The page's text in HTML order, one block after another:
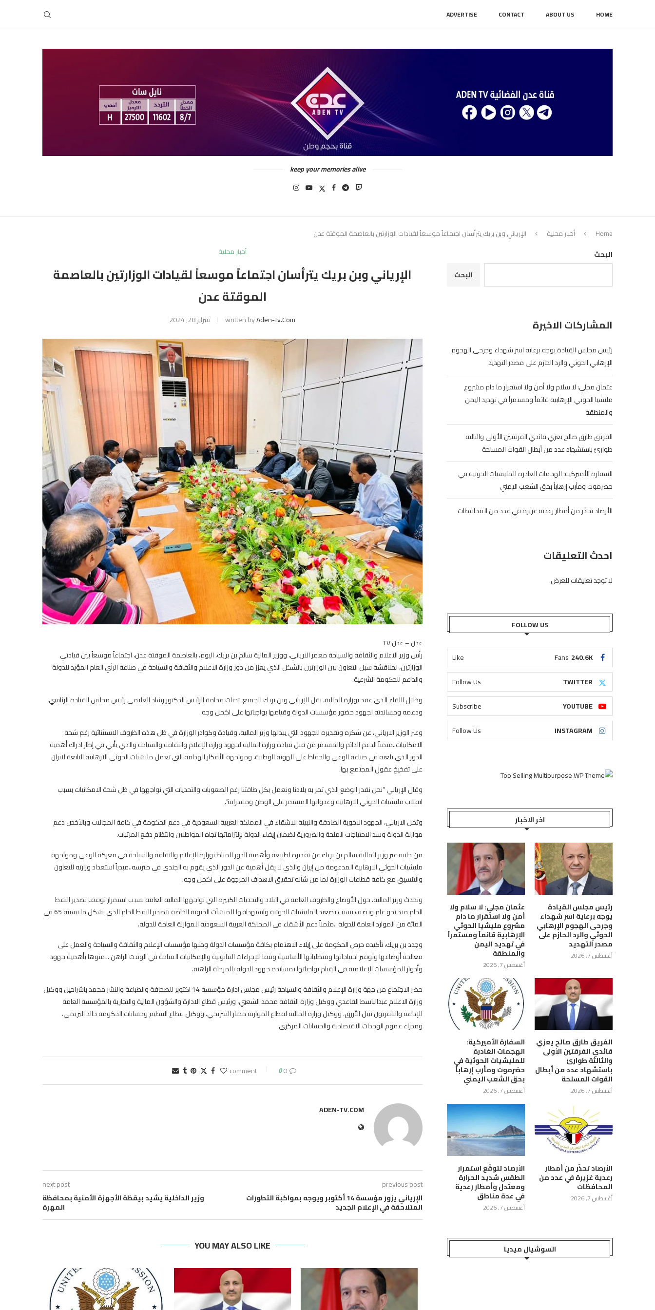
HOME
ABOUT US
CONTACT
ADVERTISE
keep your memories alive
Home أخبار محلية
الإرياني وبن بريك يترأسان اجتماعاً موسعاً لقيادات الوزارتين بالعاصمة الموقتة عدن
أخبار محلية
الإرياني وبن بريك يترأسان اجتماعاً موسعاً لقيادات الوزارتين بالعاصمة
الموقتة عدن
written byAden-Tv.com فبراير 28, 2024
عدن – عدن TV
رأس وزير الاعلام والثقافة والسياحة معمر الارياني، ووزير المالية سالم بن بريك، اليوم، بالعاصمة الموقتة عدن، اجتماعاً موسعاً بين قيادتي
الوزارتين، لمناقشة سبل التعاون بين الوزارتين بالشكل الذي يعزز من دور وزارة الاعلام والثقافة والسياحة في صناعة الرأي العام المؤيد للدولة
والداعم للحكومة الشرعية.
وخلال اللقاء الذي عقد بوزارة المالية، نقل الإرياني وبن بريك للجميع، تحيات فخامة الرئيس الدكتور رشاد العليمي رئيس مجلس القيادة الرئاسي،
ودعمه ومساندته لجهود حضور مؤسسات الدولة وقيامها بواجباتها على اكمل وجه.
وعبر الوزير الارياني، عن شكره وتقديره للجهود التي يبذلها وزير المالية، وقيادة وكوادر الوزارة في ظل هذه الظروف الاستثنائية رغم شحة
الامكانيات..مثمناً الدعم الدائم والمستمر من قبل قيادة وزارة المالية لجهود وزارة الإعلام والثقافة والسياحة والذي يأتي في إطار ادراك أهمية
الدور الذي تلعبه في صناعة الوعي والحفاظ على الهوية الوطنية، ومواجهة الأفكار الهدامة التي تعمل مليشيات الحوثي الارهابية التابعة لايران
على تفخيخ عقول المجتمع بها.
وقال الإرياني “نحن نقدر الوضع الذي تمر به بلادنا ونعمل بكل طاقتنا رغم الصعوبات والتحديات التي نواجهها في ظل شحة الامكانيات بسبب
انقلاب مليشيات الحوثي الارهابية وعدوانها المستمر على الوطن ومقدراته”.
وثمن الارياني، الجهود الاخوية الصادقة والنبيلة للاشقاء في المملكة العربية السعودية في دعم الحكومة في كافة المجالات وبالأخص دعم
موازنة الدولة وسد الاحتياجات الملحة والضرورية لضمان إيفاء الدولة بإلتزاماتها تجاه المواطنين وانتظام دفع المرتبات.
من جانبه عبر وزير المالية سالم بن بريك عن تقديره لطبيعة وأهمية الدور المناط بوزارة الإعلام والثقافة والسياحة في معركة الوعي ومواجهة
مليشيات الحوثي الارهابية المدعومة من إيران والذي لا يقل أهمية عن الدور الذي يقوم به الجندي في مترسه..مبدياً استعداد وزارته للتعاون
والتنسيق مع كافة قطاعات الوزارة لما من شأنه تحقيق الاهداف المرجوة على اكمل وجه.
وتحدث وزير المالية، حول الأوضاع والظروف العامة في البلاد والتحديات الكبيرة التي تواجهها المالية العامة بسبب استمرار توقف تصدير النفط
الخام منذ نحو عام ونصف بسبب تصعيد المليشيات الحوثية واستهدافها للمنشآت الحيوية الخاصة بتصدير النفط الخام الذي يشكل ما نسبته 65 في
المائة من الموارد العامة للدولة ..مثمناً دعم الأشقاء في المملكة العربية السعودية للموازنة العامة للدولة.
وجدد بن بريك، تأكيده حرص الحكومة على إيلاء الاهتمام بكافة مؤسسات الدولة ومنها مؤسسات الإعلام والثقافة والسياحة والعمل على
معالجة أوضاعها وتوفير احتياجاتها ومتطلباتها الأساسية وفقا للإجراءات القانونية والإمكانيات المتاحة في الوقت الراهن .. منوها بأهمية جهود
وأدوار المؤسسات الإعلامية في القيام بواجباتها بمساندة جهود الدولة بالمرحلة الراهنة.
حضر الاجتماع من جهة وزارة الإعلام والثقافة والسياحة رئيس مجلس ادارة مؤسسة 14 اكتوبر للصحافة والطباعة والنشر محمد باشراحيل ووكيل
وزارة الاعلام عبدالباسط القاعدي ووكيل وزارة الثقافة محمد الشعبي، ورئيس قطاع الادارة والشؤون المالية والتجارية بالمؤسسة العامة
للإذاعة والتلفزيون نبيل الأزرق، ووكيل وزارة المالية لقطاع الموازنة مختار الشريحي، ووكيل قطاع التنظيم وحسابات الحكومة خالد اليريمي،
ومدراء عموم الوحدات الاقتصادية والحسابات المركزي
0 comment
0
ADEN-TV.COM
previous post
الإرياني يزور مؤسسة 14 أكتوبر ويوجه بمواكبة التطورات
المتلاحقة في الإعلام الجديد
next post
وزير الداخلية يشيد بيقظة الأجهزة الأمنية بمحافظة
المهرة
YOU MAY ALSO LIKE
البحث
البحث
المشاركات الاخيرة
رئيس مجلس القيادة يوجه برعاية اسر شهداء وجرحى الهجوم
الإرهابي الحوثي والرد الحازم على مصدر التهديد
عثمان مجلي: لا سلام ولا أمن ولا استقرار ما دام مشروع
مليشيا الحوثي الإرهابية قائماً ومستمراً في تهديد اليمن
والمنطقة
الفريق طارق صالح يعزي قائدي الفرقتين الأولى والثالثة
طوارئ باستشهاد عدد من أبطال القوات المسلحة
السفارة الأميركية: الهجمات الغادرة للمليشيات الحوثية في
حضرموت ومأرب إرهاباً بحق الشعب اليمني
الأرصاد تحذّر من أمطار رعدية غزيرة في عدد من المحافظات
احدث التعليقات
لا توجد تعليقات للعرض.
FOLLOW US
240.6K
Fans
Like
TWITTER
Follow Us
YOUTUBE
Subscribe
INSTAGRAM
Follow Us
اخر الاخبار
رئيس مجلس القيادة
يوجه برعاية اسر شهداء
وجرحى الهجوم الإرهابي
الحوثي والرد الحازم على
مصدر التهديد
أغسطس 7, 2026
عثمان مجلي: لا سلام ولا
أمن ولا استقرار ما دام
مشروع مليشيا الحوثي
الإرهابية قائماً ومستمراً
في تهديد اليمن
والمنطقة
أغسطس 7, 2026
الفريق طارق صالح يعزي
قائدي الفرقتين الأولى
والثالثة طوارئ
باستشهاد عدد من أبطال
القوات المسلحة
أغسطس 7, 2026
السفارة الأميركية:
الهجمات الغادرة
للمليشيات الحوثية في
حضرموت ومأرب إرهاباً
بحق الشعب اليمني
أغسطس 7, 2026
الأرصاد تحذّر من أمطار
رعدية غزيرة في عدد من
المحافظات
أغسطس 7, 2026
الأرصاد تتوقّع استمرار
الطقس شديد الحرارة
ومعتدل وأمطار رعدية
في عدة مناطق
أغسطس 7, 2026
السوشيال ميديا